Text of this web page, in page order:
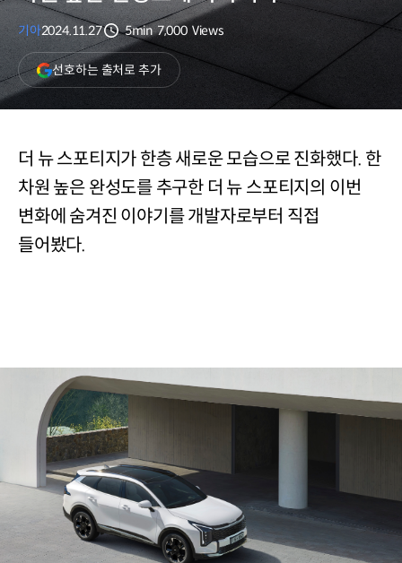
기아2024.11.27
분량
5min
조회수
7,000 Views
선호하는 출처로 추가(새
창
열림)
더 뉴 스포티지가 한층 새로운 모습으로 진화했다. 한
차원 높은 완성도를 추구한 더 뉴 스포티지의 이번
변화에 숨겨진 이야기를 개발자로부터 직접
들어봤다.